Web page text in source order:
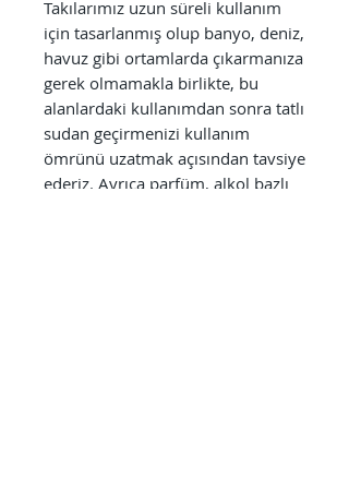
Takılarımız uzun süreli kullanım
için tasarlanmış olup banyo, deniz,
havuz gibi ortamlarda çıkarmanıza
gerek olmamakla birlikte, bu
alanlardaki kullanımdan sonra tatlı
sudan geçirmenizi kullanım
ömrünü uzatmak açısından tavsiye
ederiz. Ayrıca parfüm, alkol bazlı